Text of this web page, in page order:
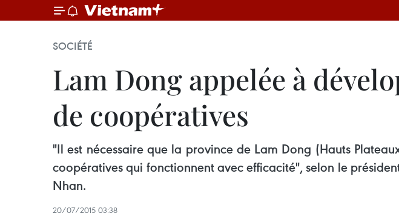
SOCIÉTÉ
Lam Dong appelée à
de coopératives
"Il est nécessaire que la province de Lam Dong (Hauts
coopératives qui fonctionnent avec efficacité", selon le
Nhan.
20/07/2015 03:38